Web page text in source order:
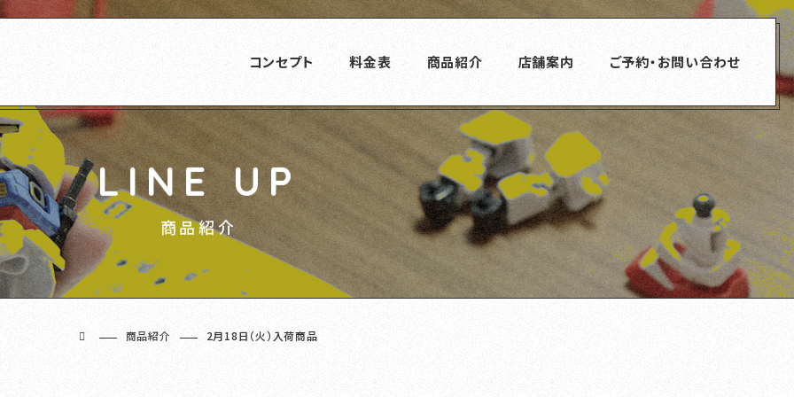
コンセプト 料金表 商品紹介 店舗案内 ご予約・お問い合わせ
LINE UP
商品紹介
ホーム 商品紹介 2月18日（火）入荷商品